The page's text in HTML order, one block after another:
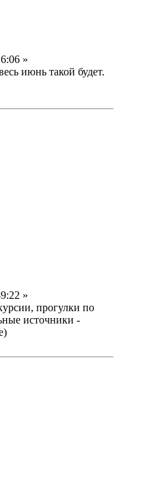
»
июнь такой будет.
»
прогулки по
источники -